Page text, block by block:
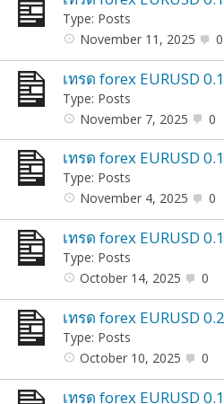
Type: Posts
November 11, 2025
0
เทรด forex EURUSD
Type: Posts
November 7, 2025
0
เทรด forex EURUSD
Type: Posts
November 4, 2025
0
เทรด forex EURUSD
Type: Posts
October 14, 2025
0
เทรด forex EURUSD
Type: Posts
October 10, 2025
0
เทรด forex EURUSD